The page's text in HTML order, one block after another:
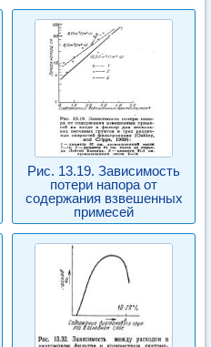
Рис. 13.19. Зависимость
потери напора от
содержания взвешенных
примесей